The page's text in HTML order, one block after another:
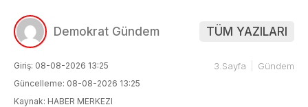
Demokrat Gündem TÜM YAZILARI
Giriş: 08-08-2026 13:25
Güncelleme: 08-08-2026 13:25
Kaynak: HABER MERKEZI
3.Sayfa Gündem